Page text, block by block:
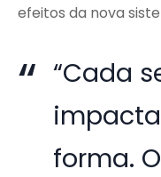
efeitos da nova
“Cada
forma.